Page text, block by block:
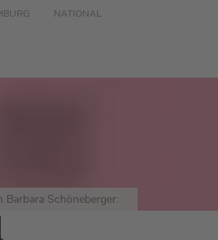
NATIONAL
Schöneberger: